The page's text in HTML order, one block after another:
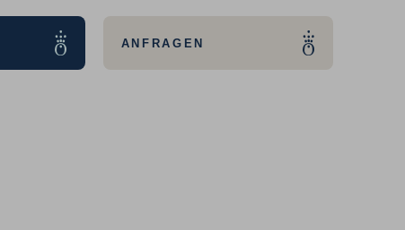
ANFRAGEN